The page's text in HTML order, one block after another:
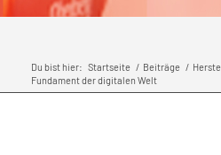
Du bist hier: Startseite / Beiträge /
Fundament der digitalen Welt